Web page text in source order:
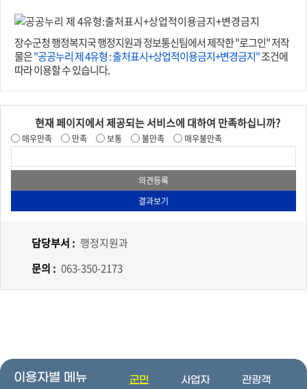
장수군청 행정복지국 행정지원과 정보통신팀에서 제작한 "로그인" 저작
물은"공공누리 제 4유형 : 출처표시+상업적이용금지+변경금지"조건에
따라 이용할 수 있습니다.
현재 페이지에서 제공되는 서비스에 대하여 만족하십니까?
매우만족 만족 보통 불만족 매우불만족
담당부서 : 행정지원과
문의 : 063-350-2173
이용자별 메뉴 군민 사업자 관광객